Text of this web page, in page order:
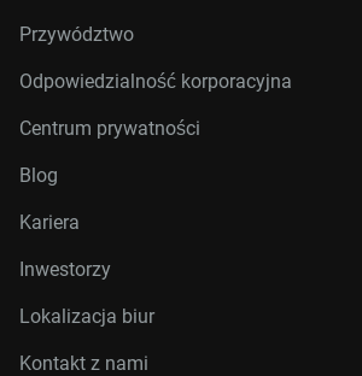
Przywództwo
Odpowiedzialność korporacyjna
Centrum prywatności
Blog
Kariera
Inwestorzy
Lokalizacja biur
Kontakt z nami